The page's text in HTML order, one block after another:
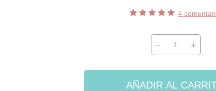
4
− +
AÑADIR AL